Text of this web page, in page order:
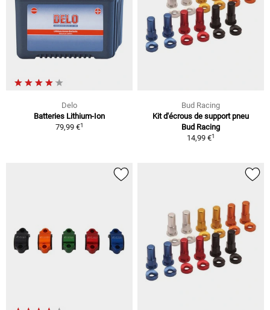
Delo
Batteries Lithium-Ion
79,99 €1
Bud Racing
Kit d'écrous de support pneu
Bud Racing
14,99 €1